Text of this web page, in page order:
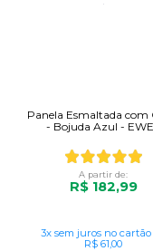
Panela Esmaltada com
- Bojuda Azul -
A partir de:
R$ 182,99
3x sem juros no cartão
R$ 61,00